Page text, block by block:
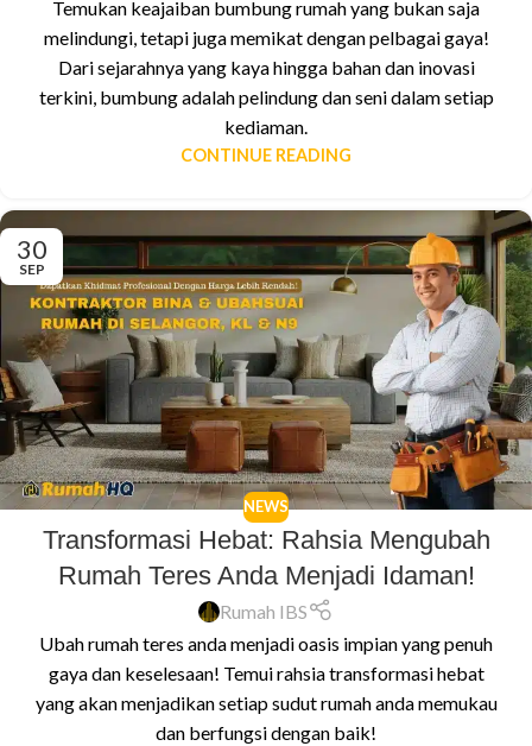
Temukan keajaiban bumbung rumah yang bukan saja
melindungi, tetapi juga memikat dengan pelbagai gaya!
Dari sejarahnya yang kaya hingga bahan dan inovasi
terkini, bumbung adalah pelindung dan seni dalam setiap
kediaman.
CONTINUE READING
30
SEP
NEWS
Transformasi Hebat: Rahsia Mengubah
Rumah Teres Anda Menjadi Idaman!
Rumah IBS
Ubah rumah teres anda menjadi oasis impian yang penuh
gaya dan keselesaan! Temui rahsia transformasi hebat
yang akan menjadikan setiap sudut rumah anda memukau
dan berfungsi dengan baik!